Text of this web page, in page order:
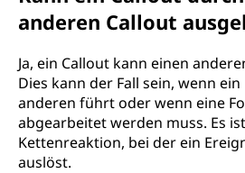
anderen Callout
Ja, ein Callout kann einen
Dies kann der Fall sein, wenn
anderen führt oder wenn eine
abgearbeitet werden muss. Es
Kettenreaktion, bei der ein
auslöst.